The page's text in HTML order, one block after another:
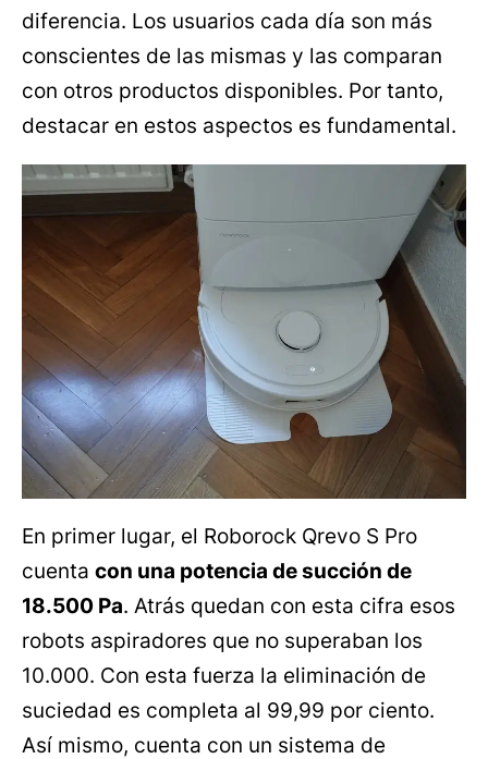
diferencia. Los usuarios cada día son más
conscientes de las mismas y las comparan
con otros productos disponibles. Por tanto,
destacar en estos aspectos es fundamental.
En primer lugar, el Roborock Qrevo S Pro
cuenta con una potencia de succión de
18.500 Pa. Atrás quedan con esta cifra esos
robots aspiradores que no superaban los
10.000. Con esta fuerza la eliminación de
suciedad es completa al 99,99 por ciento.
Así mismo, cuenta con un sistema de